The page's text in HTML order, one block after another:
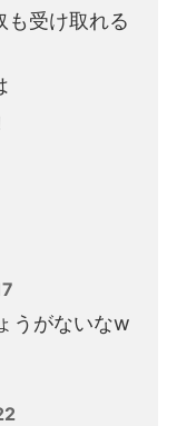
も受け取れる
うがないなw